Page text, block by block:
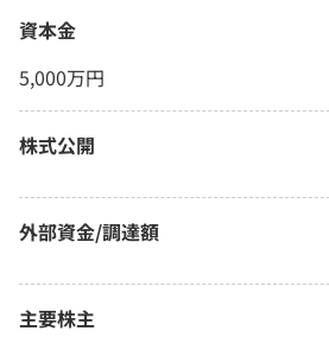
資本金
5,000万円
株式公開
外部資金/調達額
主要株主